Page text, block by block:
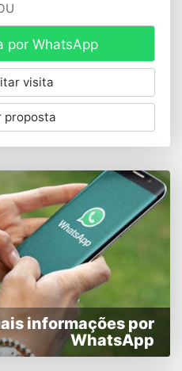
por WhatsApp
visita
proposta
informações por
WhatsApp